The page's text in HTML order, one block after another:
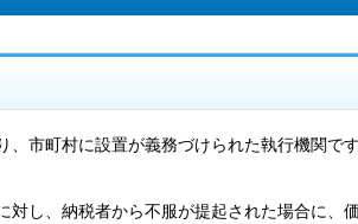
、市町村に設置が義務づけられた執行機関で
対し、納税者から不服が提起された場合に、